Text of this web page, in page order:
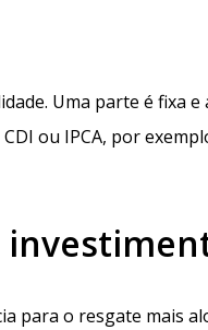
Uma parte é fixa
ou IPCA, por
para o resgate mais